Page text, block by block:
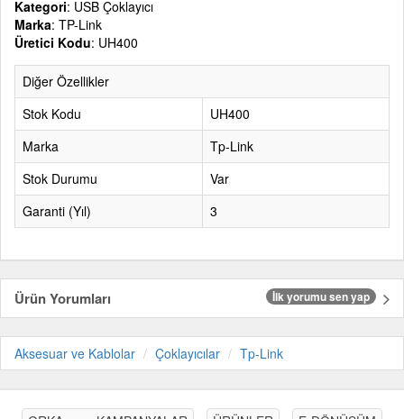
Kategori: USB Çoklayıcı
Marka: TP-Link
Üretici Kodu: UH400
Diğer Özellikler
Stok Kodu
UH400
Marka
Tp-Link
Stok Durumu
Var
Garanti (Yıl)
3
Ürün Yorumları İlk yorumu sen yap
Aksesuar ve Kablolar Çoklayıcılar Tp-Link